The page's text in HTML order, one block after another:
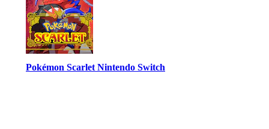
Pokémon Scarlet Nintendo Switch